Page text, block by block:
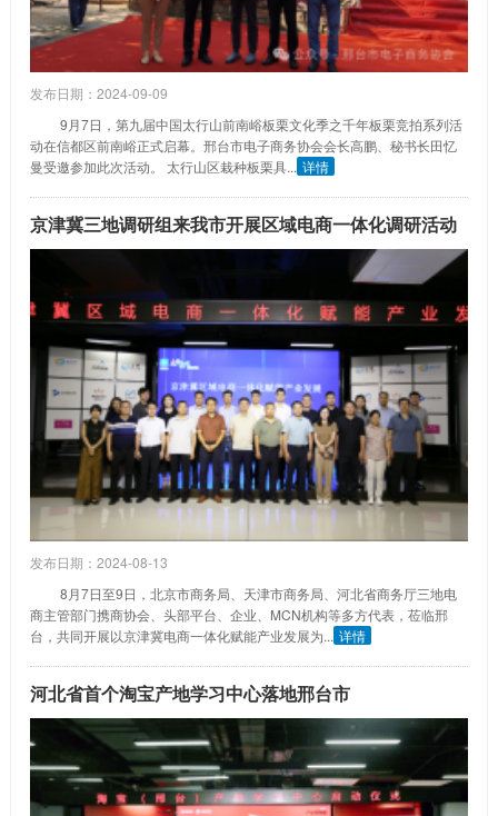
发布日期：2024-09-09
9月7日，第九届中国太行山前南峪板栗文化季之千年板栗竞拍系列活
动在信都区前南峪正式启幕。邢台市电子商务协会会长高鹏、秘书长田忆
曼受邀参加此次活动。 太行山区栽种板栗具... 详情
京津冀三地调研组来我市开展区域电商一体化调研活动
发布日期：2024-08-13
8月7日至9日，北京市商务局、天津市商务局、河北省商务厅三地电
商主管部门携商协会、头部平台、企业、MCN机构等多方代表，莅临邢
台，共同开展以京津冀电商一体化赋能产业发展为... 详情
河北省首个淘宝产地学习中心落地邢台市